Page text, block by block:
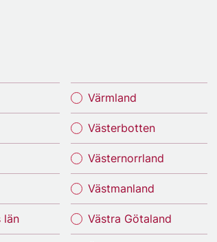
län
Värmland
Västerbotten
Västernorrland
Västmanland
Västra Götaland